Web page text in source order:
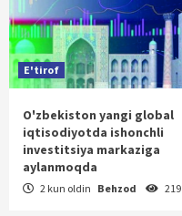
E'tirof
O'zbekiston yangi global
iqtisodiyotda ishonchli
investitsiya markaziga
aylanmoqda
2 kun oldin Behzod 219